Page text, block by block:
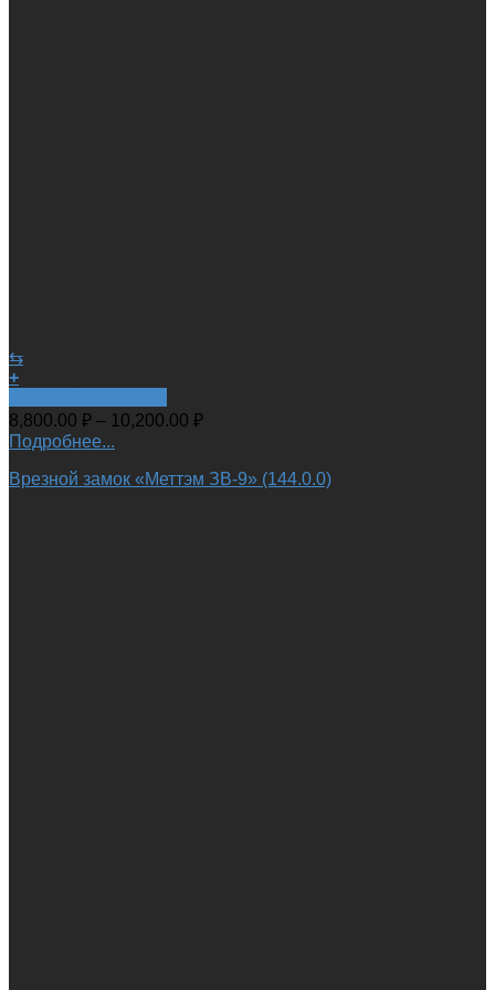
⇆
+
8,800.00 ₽ – 10,200.00 ₽
Подробнее...
Врезной замок «Меттэм ЗВ-9» (144.0.0)